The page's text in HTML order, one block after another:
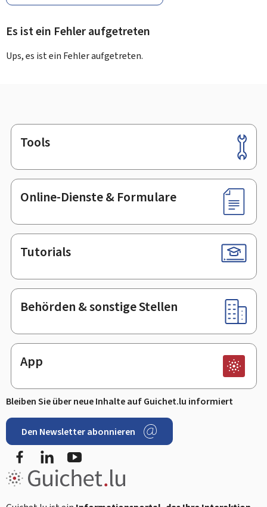
Es ist ein Fehler aufgetreten
Ups, es ist ein Fehler aufgetreten.
Footer
Tools
Online-Dienste & Formulare
Tutorials
Behörden & sonstige Stellen
App
Bleiben Sie über neue Inhalte auf Guichet.lu informiert
Den Newsletter abonnieren
FacebookLinkedIn